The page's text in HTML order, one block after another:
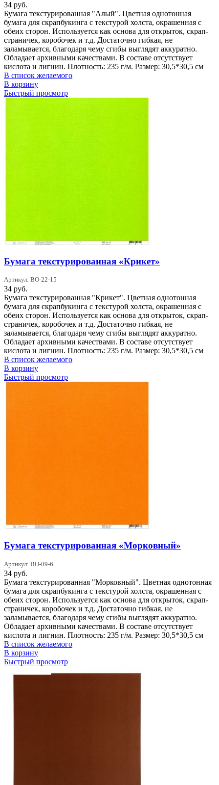
34 руб.
Бумага текстурированная "Алый". Цветная однотонная
бумага для скрапбукинга с текстурой холста, окрашенная с
обеих сторон. Используется как основа для открыток, скрап-
страничек, коробочек и т.д. Достаточно гибкая, не
заламывается, благодаря чему сгибы выглядят аккуратно.
Обладает архивными качествами. В составе отсутствует
кислота и лигнин. Плотность: 235 г/м. Размер: 30,5*30,5 см
В список желаемого
В корзину
Быстрый просмотр
Бумага текстурированная «Крикет»
Артикул: BO-22-15
34 руб.
Бумага текстурированная "Крикет". Цветная однотонная
бумага для скрапбукинга с текстурой холста, окрашенная с
обеих сторон. Используется как основа для открыток, скрап-
страничек, коробочек и т.д. Достаточно гибкая, не
заламывается, благодаря чему сгибы выглядят аккуратно.
Обладает архивными качествами. В составе отсутствует
кислота и лигнин. Плотность: 235 г/м. Размер: 30,5*30,5 см
В список желаемого
В корзину
Быстрый просмотр
Бумага текстурированная «Морковный»
Артикул: BO-09-6
34 руб.
Бумага текстурированная "Морковный". Цветная однотонная
бумага для скрапбукинга с текстурой холста, окрашенная с
обеих сторон. Используется как основа для открыток, скрап-
страничек, коробочек и т.д. Достаточно гибкая, не
заламывается, благодаря чему сгибы выглядят аккуратно.
Обладает архивными качествами. В составе отсутствует
кислота и лигнин. Плотность: 235 г/м. Размер: 30,5*30,5 см
В список желаемого
В корзину
Быстрый просмотр